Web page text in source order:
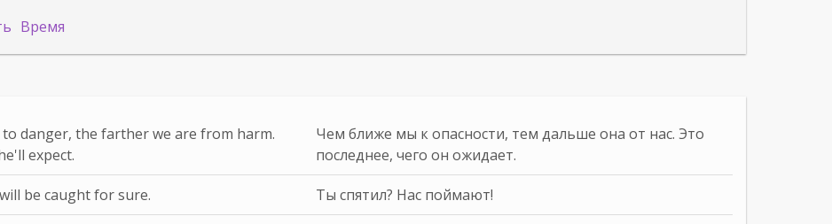
Время
to danger, the farther we are from harm.
expect.
Чем ближе мы к опасности, тем дальше она от нас. Это
последнее, чего он ожидает.
be caught for sure. Ты спятил? Нас поймают!